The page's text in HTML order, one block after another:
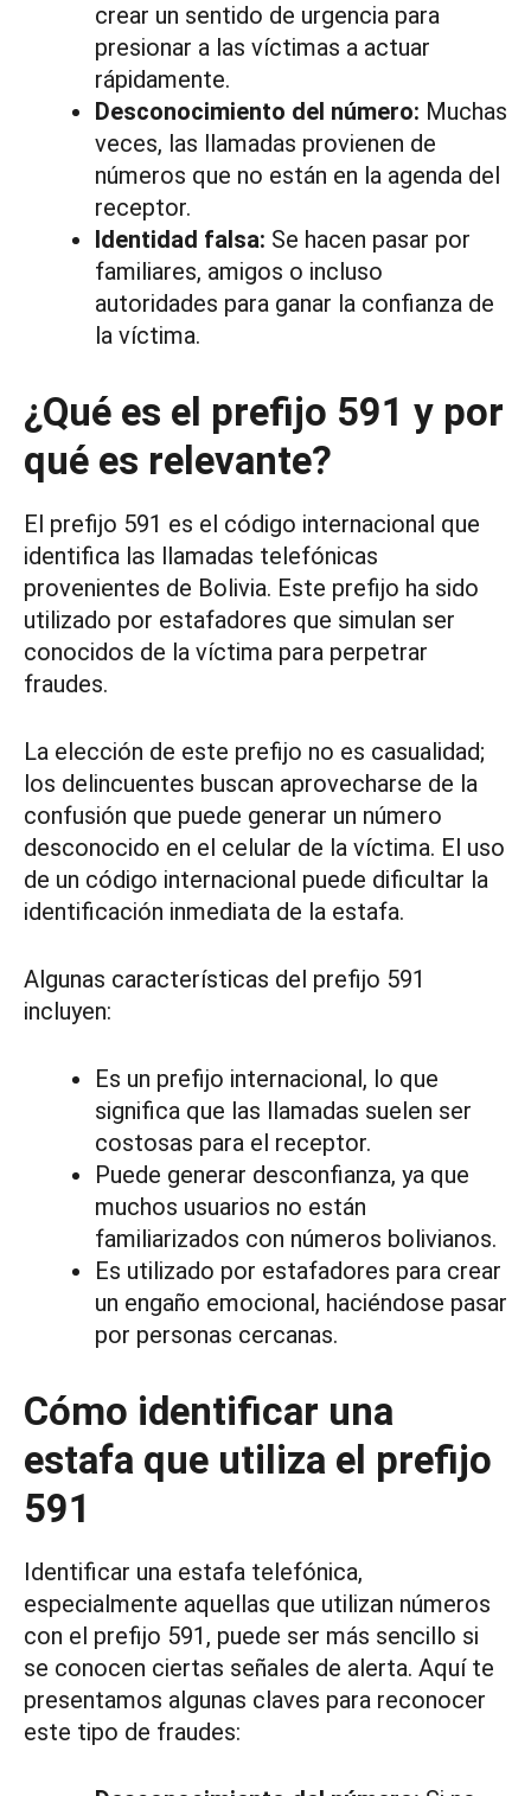
crear un sentido de urgencia para
presionar a las víctimas a actuar
rápidamente.
Desconocimiento del número: Muchas
veces, las llamadas provienen de
números que no están en la agenda del
receptor.
Identidad falsa: Se hacen pasar por
familiares, amigos o incluso
autoridades para ganar la confianza de
la víctima.
¿Qué es el prefijo 591 y por
qué es relevante?
El prefijo 591 es el código internacional que
identifica las llamadas telefónicas
provenientes de Bolivia. Este prefijo ha sido
utilizado por estafadores que simulan ser
conocidos de la víctima para perpetrar
fraudes.
La elección de este prefijo no es casualidad;
los delincuentes buscan aprovecharse de la
confusión que puede generar un número
desconocido en el celular de la víctima. El uso
de un código internacional puede dificultar la
identificación inmediata de la estafa.
Algunas características del prefijo 591
incluyen:
Es un prefijo internacional, lo que
significa que las llamadas suelen ser
costosas para el receptor.
Puede generar desconfianza, ya que
muchos usuarios no están
familiarizados con números bolivianos.
Es utilizado por estafadores para crear
un engaño emocional, haciéndose pasar
por personas cercanas.
Cómo identificar una
estafa que utiliza el prefijo
591
Identificar una estafa telefónica,
especialmente aquellas que utilizan números
con el prefijo 591, puede ser más sencillo si
se conocen ciertas señales de alerta. Aquí te
presentamos algunas claves para reconocer
este tipo de fraudes: